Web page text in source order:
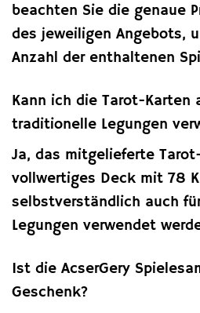
beachten Sie die genaue
des jeweiligen Angebots,
Anzahl der enthaltenen
Kann ich die Tarot-Karten
traditionelle Legungen
Ja, das mitgelieferte
vollwertiges Deck mit 78
selbstverständlich auch
Legungen verwendet
Ist die AcserGery
Geschenk?